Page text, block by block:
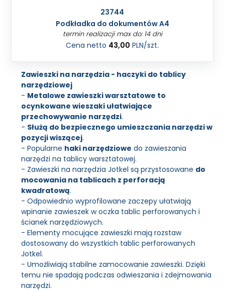
23744
Podkładka do dokumentów A4
termin realizacji max do: 14 dni
Cena netto 43,00 PLN/szt.
Zawieszki na narzędzia - haczyki do tablicy
narzędziowej
- Metalowe zawieszki warsztatowe to
ocynkowane wieszaki ułatwiające
przechowywanie narzędzi.
- Służą do bezpiecznego umieszczania narzędzi w
pozycji wiszącej.
- Popularne haki narzędziowe do zawieszania
narzędzi na tablicy warsztatowej.
- Zawieszki na narzędzia Jotkel są przystosowane do
mocowania na tablicach z perforacją
kwadratową.
- Odpowiednio wyprofilowane zaczepy ułatwiają
wpinanie zawieszek w oczka tablic perforowanych i
ścianek narzędziowych.
- Elementy mocujące zawieszki mają rozstaw
dostosowany do wszystkich tablic perforowanych
Jotkel.
- Umożliwiają stabilne zamocowanie zawieszki. Dzięki
temu nie spadają podczas odwieszania i zdejmowania
narzędzi.